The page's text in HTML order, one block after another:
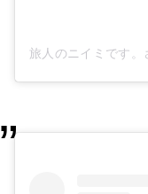
旅人のニイミです